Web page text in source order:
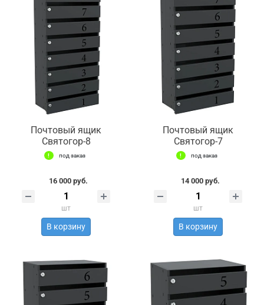
Почтовый ящик
Святогор-8
под заказ
16 000 руб.
шт
В корзину
Почтовый ящик
Святогор-7
под заказ
14 000 руб.
шт
В корзину